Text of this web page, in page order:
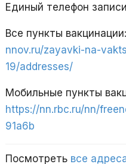
Единый телефон
Все пункты вакцинации:
nnov.ru/zayavki-na-
19/addresses/
Мобильные пункты
https://nn.rbc.ru/nn/
91a6b
Посмотреть все